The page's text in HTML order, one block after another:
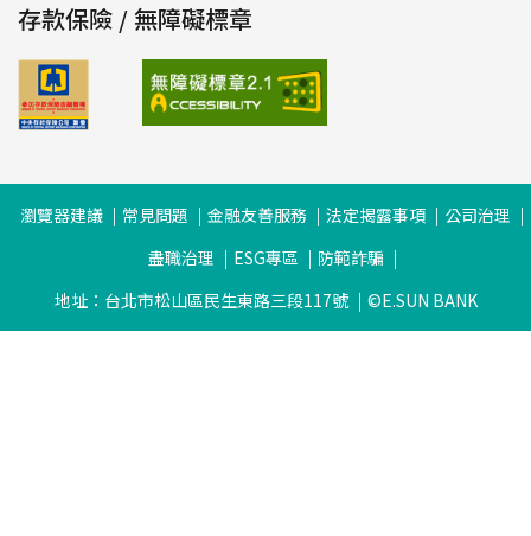
存款保險 / 無障礙標章
瀏覽器建議 常見問題 金融友善服務 法定揭露事項
公司治理
盡職治理
ESG專區
防範詐騙
地址：台北市松山區民生東路三段117號
©E.SUN BANK